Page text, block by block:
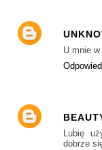
U mnie
Lubię
dobrze